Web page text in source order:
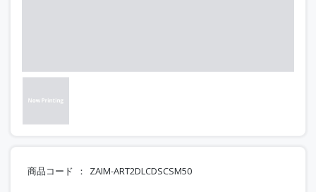
商品コード ZAIM-ART2DLCDSCSM50